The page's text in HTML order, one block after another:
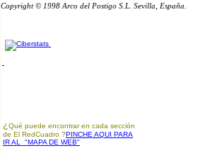
Copyright © 1998 Arco del Postigo S.L. Sevilla, España.
¿ Qué puede encontrar en cada sección
de El RedCuadro ?PINCHE AQUI PARA
IR AL "MAPA DE WEB"